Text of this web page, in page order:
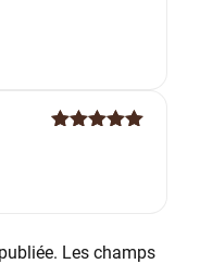
Les champs